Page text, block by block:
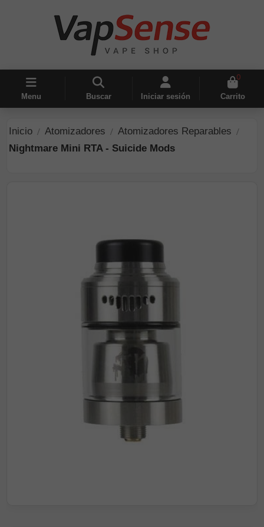
Menu Buscar Iniciar sesión
0
Carrito
Inicio Atomizadores
Atomizadores Reparables
Nightmare Mini RTA - Suicide Mods